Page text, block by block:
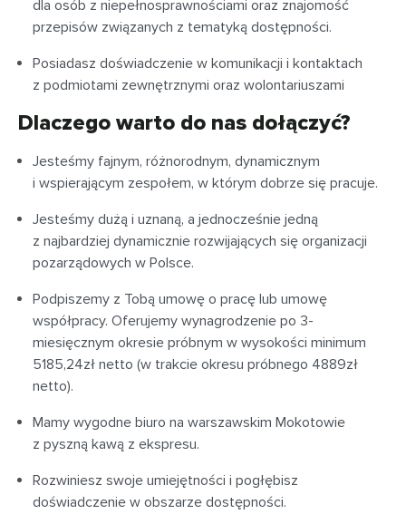
dla osób z niepełnosprawnościami oraz znajomość
przepisów związanych z tematyką dostępności.
Posiadasz doświadczenie w komunikacji i kontaktach
z podmiotami zewnętrznymi oraz wolontariuszami
Dlaczego warto do nas dołączyć?
Jesteśmy fajnym, różnorodnym, dynamicznym
i wspierającym zespołem, w którym dobrze się pracuje.
Jesteśmy dużą i uznaną, a jednocześnie jedną
z najbardziej dynamicznie rozwijających się organizacji
pozarządowych w Polsce.
Podpiszemy z Tobą umowę o pracę lub umowę
współpracy. Oferujemy wynagrodzenie po 3-
miesięcznym okresie próbnym w wysokości minimum
5185,24zł netto (w trakcie okresu próbnego 4889zł
netto).
Mamy wygodne biuro na warszawskim Mokotowie
z pyszną kawą z ekspresu.
Rozwiniesz swoje umiejętności i pogłębisz
doświadczenie w obszarze dostępności.